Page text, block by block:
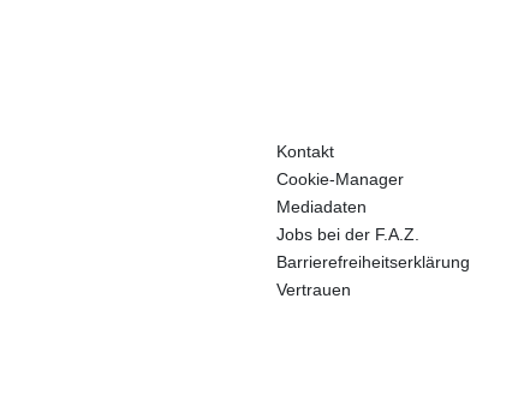
Kontakt
Cookie-Manager
Mediadaten
Jobs bei der F.A.Z.
Barrierefreiheitserklärung
Vertrauen